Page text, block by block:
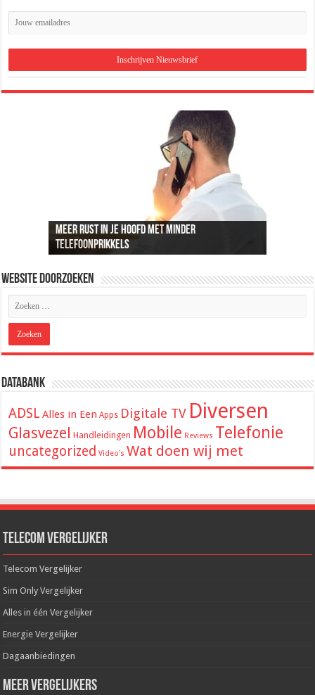
Meer rust in je hoofd met minder
telefoonprikkels
Recreatief doelschieten groeit uit tot een
populaire vrijetijdsbesteding
Loungeset kopen: 9 tips voor het uitzoeken van
de juiste set
De beste audio en beelden thuis: dit heb je
hiervoor nodig
ADSL snelheid uitgelegd: wat je kunt
verwachten van je internetverbinding
Website Doorzoeken
Databank
ADSL Alles in Een Apps Digitale TV Diversen
Glasvezel Handleidingen Mobile Reviews Telefonie
uncategorized Video's Wat doen wij met
Telecom Vergelijker
Telecom Vergelijker
Sim Only Vergelijker
Alles in één Vergelijker
Energie Vergelijker
Dagaanbiedingen
Meer Vergelijkers